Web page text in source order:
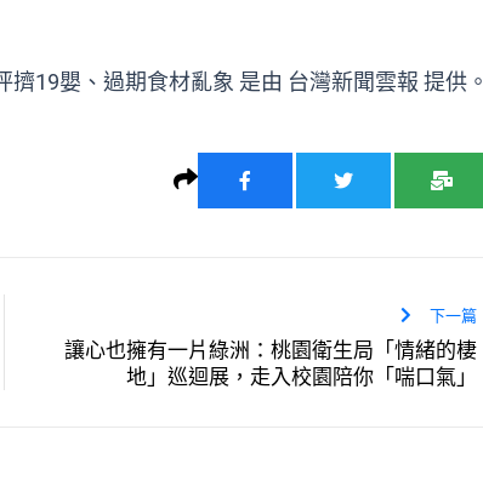
擠19嬰、過期食材亂象 是由 台灣新聞雲報 提供。
下一篇
讓心也擁有一片綠洲：桃園衛生局「情緒的棲
地」巡迴展，走入校園陪你「喘口氣」